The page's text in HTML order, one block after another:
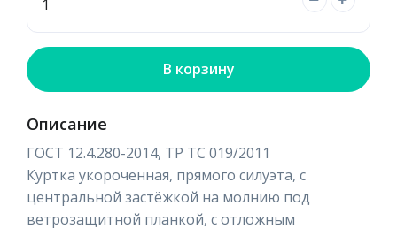
В корзину
Описание
ГОСТ 12.4.280-2014, ТР ТС 019/2011
Куртка укороченная, прямого силуэта, с
центральной застёжкой на молнию под
ветрозащитной планкой, с отложным